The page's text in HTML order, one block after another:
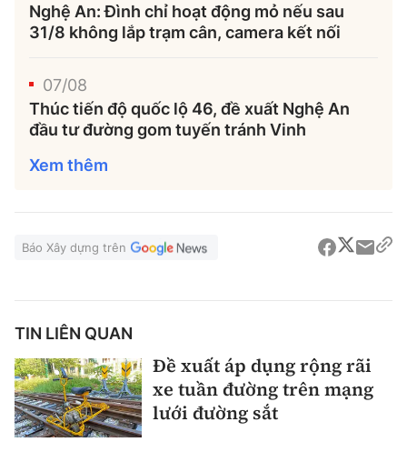
Nghệ An: Đình chỉ hoạt động mỏ nếu sau
31/8 không lắp trạm cân, camera kết nối
07/08
Thúc tiến độ quốc lộ 46, đề xuất Nghệ An
đầu tư đường gom tuyến tránh Vinh
Xem thêm
Báo Xây dựng trên
TIN LIÊN QUAN
Đề xuất áp dụng rộng rãi
xe tuần đường trên mạng
lưới đường sắt